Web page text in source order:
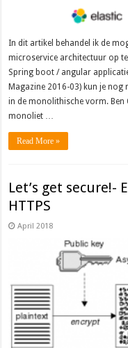
In dit artikel behandel ik de
microservice architectuur op
Spring boot / angular
Magazine 2016-03) kun je nog
in de monolithische vorm. Ben
monoliet …
Read More »
Let’s get secure!-
HTTPS
April 2018